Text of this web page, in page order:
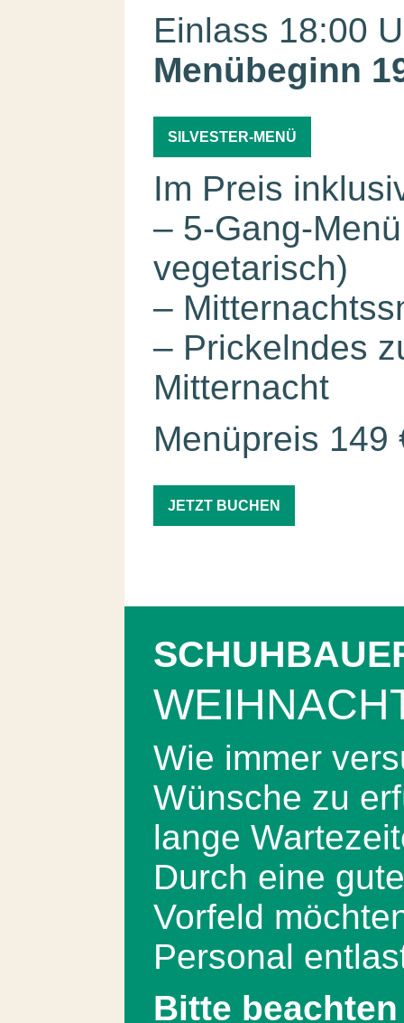
Einlass 18:00
Menübeginn
SILVESTER-MENÜ
Im Preis
– 5-Gang-
vegetarisch)
–
– Prickelndes
Mitternacht
Menüpreis 149
JETZT BUCHEN
Wie immer
Wünsche zu
lange
Durch eine
Vorfeld
Personal
Bitte